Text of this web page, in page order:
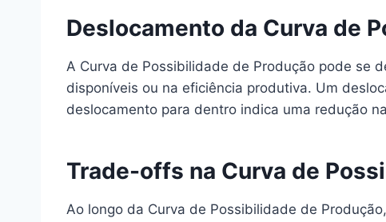
Deslocamento da Curva de
A Curva de Possibilidade de Produção pode se
disponíveis ou na eficiência produtiva. Um
deslocamento para dentro indica uma redução
Trade-offs na Curva de
Ao longo da Curva de Possibilidade de